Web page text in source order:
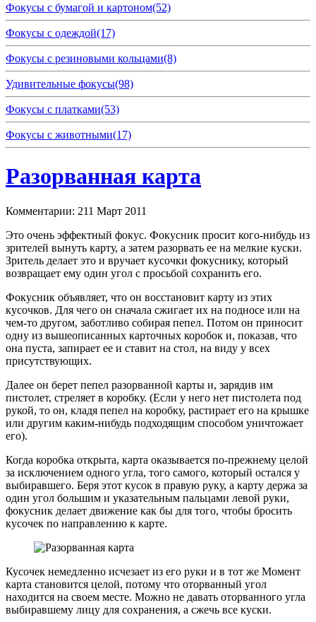
Фокусы с бумагой и картоном(52)
Фокусы с одеждой(17)
Фокусы с резиновыми кольцами(8)
Удивительные фокусы(98)
Фокусы с платками(53)
Фокусы с животными(17)
Разорванная карта
Комментарии: 211 Март 2011
Это очень эффектный фокус. Фокусник просит кого-нибудь из
зрителей вынуть карту, а затем разорвать ее на мелкие куски.
Зритель делает это и вручает кусочки фокуснику, который
возвращает ему один угол с просьбой сохранить его.
Фокусник объявляет, что он восстановит карту из этих
кусочков. Для чего он сначала сжигает их на подносе или на
чем-то другом, заботливо собирая пепел. Потом он приносит
одну из вышеописанных карточных коробок и, показав, что
она пуста, запирает ее и ставит на стол, на виду у всех
присутствующих.
Далее он берет пепел разорванной карты и, зарядив им
пистолет, стреляет в коробку. (Если у него нет пистолета под
рукой, то он, кладя пепел на коробку, растирает его на крышке
или другим каким-нибудь подходящим способом уничтожает
его).
Когда коробка открыта, карта оказывается по-прежнему целой
за исключением одного угла, того самого, который остался у
выбиравшего. Беря этот кусок в правую руку, а карту держа за
один угол большим и указательным пальцами левой руки,
фокусник делает движение как бы для того, чтобы бросить
кусочек по направлению к карте.
Кусочек немедленно исчезает из его руки и в тот же Момент
карта становится целой, потому что оторванный угол
находится на своем месте. Можно не давать оторванного угла
выбиравшему лицу для сохранения, а сжечь все куски.